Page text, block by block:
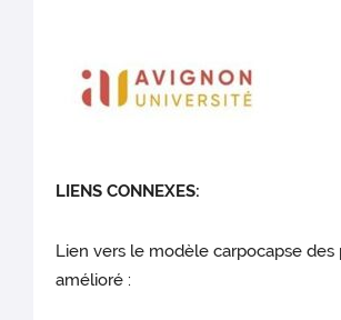
LIENS CONNEXES:
Lien vers le modèle carpocapse des
amélioré :